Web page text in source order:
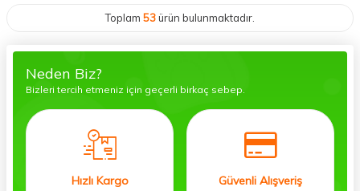
Toplam 53ürün bulunmaktadır.
Neden Biz?
Bizleri tercih etmeniz için geçerli birkaç sebep.
Hızlı Kargo Güvenli Alışveriş